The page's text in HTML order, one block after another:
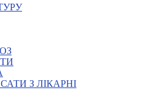
УТОГ
мова
З ЛІКАРНІ